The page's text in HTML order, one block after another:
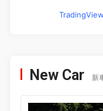
New Car 新